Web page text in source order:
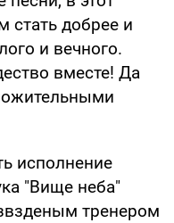
стать добрее и
и вечного.
вместе! Да
исполнение
"Вище неба"
тренером